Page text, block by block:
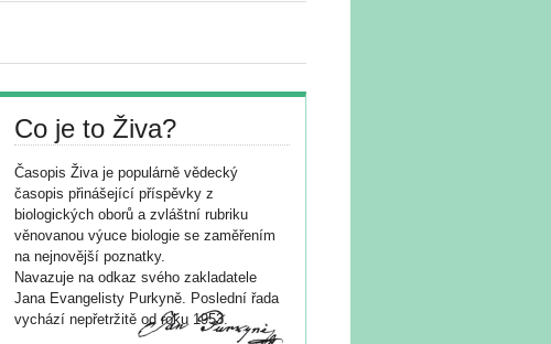
Co je to Živa?
Časopis Živa je populárně vědecký
časopis přinášející příspěvky z
biologických oborů a zvláštní rubriku
věnovanou výuce biologie se zaměřením
na nejnovější poznatky.
Navazuje na odkaz svého zakladatele
Jana Evangelisty Purkyně. Poslední řada
vychází nepřetržitě od roku 1953.